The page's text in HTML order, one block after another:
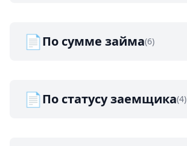
📄По сумме займа(6)
📄По статусу заемщика(4)